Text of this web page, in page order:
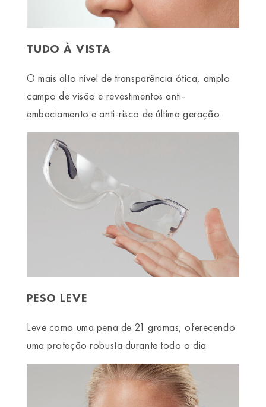
TUDO À VISTA
O mais alto nível de transparência ótica, amplo
campo de visão e revestimentos anti-
embaciamento e anti-risco de última geração
PESO LEVE
Leve como uma pena de 21 gramas, oferecendo
uma proteção robusta durante todo o dia